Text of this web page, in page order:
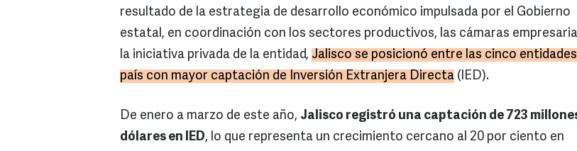
resultado de la estrategia de desarrollo económico impulsada por el Gobierno
estatal, en coordinación con los sectores productivos, las cámaras
la iniciativa privada de la entidad, Jalisco se posicionó entre las cinco
país con mayor captación de Inversión Extranjera Directa (IED).
De enero a marzo de este año, Jalisco registró una captación de 723
dólares en IED, lo que representa un crecimiento cercano al 20 por ciento en